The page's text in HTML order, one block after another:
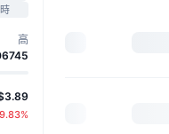
高
%